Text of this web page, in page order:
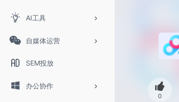
AI工具
自媒体运营
SEM投放
办公协作
0